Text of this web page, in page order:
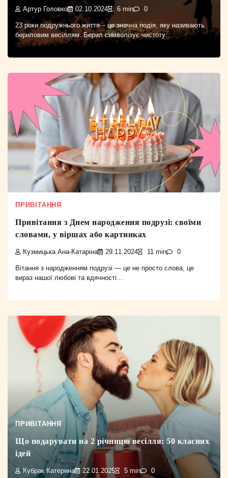
Артур Головко 02.10.2024 6 min 0
23 роки подружнього життя – це значна подія, яку називають
бериловим весіллям. Берил символізує чистоту…
ПРИВІТАННЯ
Привітання з Днем народження подрузі: своїми
словами, у віршах або картинках
Кузмицька Ана-Катаріна 29.11.2024 11 min 0
Вітання з народженням подрузі — це не просто слова, це
вираз нашої любові та вдячності…
ПРИВІТАННЯ
Що подарувати на 2 річницю весілля: 50 класних
ідей
Кубрак Катерина 22.01.2025 5 min 0